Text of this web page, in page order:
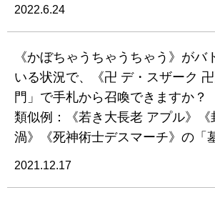
2022.6.24
《かぼちゃうちゃうちゃう》がバ
いる状況で、《卍 デ・スザーク
門」で手札から召喚できますか？
類似例：《若き大長老 アプル》《
渦》《死神術士デスマーチ》の「
2021.12.17